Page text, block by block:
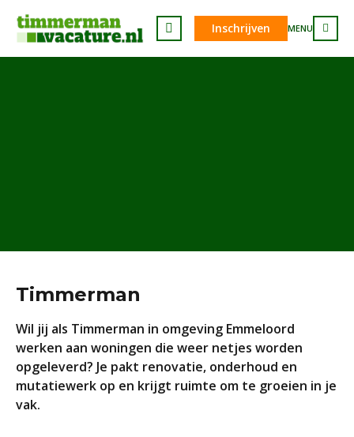
Inschrijven MENU
Timmerman
Wil jij als Timmerman in omgeving Emmeloord
werken aan woningen die weer netjes worden
opgeleverd? Je pakt renovatie, onderhoud en
mutatiewerk op en krijgt ruimte om te groeien in je
vak.